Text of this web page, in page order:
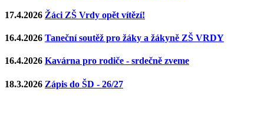
17.4.2026 Žáci ZŠ Vrdy opět vítězí!
16.4.2026 Taneční soutěž pro žáky a žákyně ZŠ VRDY
16.4.2026 Kavárna pro rodiče - srdečně zveme
18.3.2026 Zápis do ŠD - 26/27